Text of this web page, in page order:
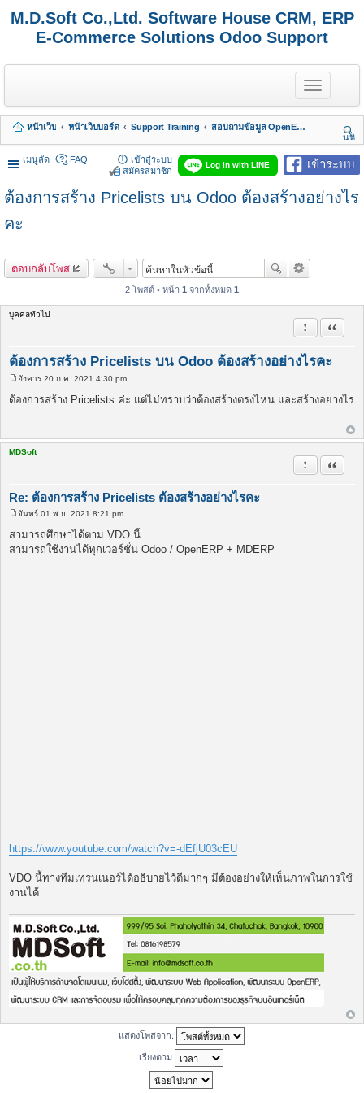
M.D.Soft Co.,Ltd. Software House CRM, ERP
E-Commerce Solutions Odoo Support
T
o
g
e
n
a
i
g
หน้าเว็บ หน้าเว็บบอร์ด Support Training
สอบถามข้อมูล OpenERP 7 - Odoo 8, 9, 10, 11, 12, 13, 14, 15,.. รวมถึง Odoo Enterprise
นห
า
เมนูลัด
เข้าระบบ
Log in with LINE
FAQ
เข้าสู่ระบบ
สมัครสมาชิก
ต้องการสร้าง Pricelists บน Odoo ต้องสร้างอย่างไร
คะ
ตอบกลับโพส
2 โพสต์ • หน้า 1 จากทั้งหมด 1
บุคคลทั่วไป
ต้องการสร้าง Pricelists บน Odoo ต้องสร้างอย่างไรคะ
รายงานในข้
อ้างคำ
พ
ส
อังคาร 20 ก.ค. 2021 4:30 pm
ต้องการสร้าง Pricelists ค่ะ แต่ไม่ทราบว่าต้องสร้างตรงไหน และสร้างอย่างไร
MDSoft
Re: ต้องการสร้าง Pricelists ต้องสร้างอย่างไรคะ
รายงานในข้
อ้างคำ
พ
ส
ต์
จันทร์ 01 พ.ย. 2021 8:21 pm
สามารถศึกษาได้ตาม VDO นี้
สามารถใช้งานได้ทุกเวอร์ชั่น Odoo / OpenERP + MDERP
https://www.youtube.com/watch?v=-dEfjU03cEU
VDO นี้ทางทีมเทรนเนอร์ได้อธิบายไว้ดีมากๆ มีต้องอย่างให้เห็นภาพในการใช้
งานได้
แสดงโพสจาก:
เรียงตาม